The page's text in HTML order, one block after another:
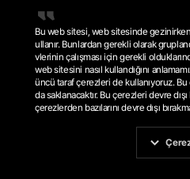
GIZLILIK
HIZMET
ÇEREZ
ÇEREZ
© 2026
PUBG IS A REGISTERED TRADEMARK
Bu web sitesi, web sitesinde
ullanır. Bunlardan gerekli olarak
vlerinin çalışması için gerekli
web sitesini nasıl kullandığını
üncü taraf çerezleri de kullanıyoruz. Bu
da saklanacaktır. Bu çerezleri devre
çerezlerden bazılarını devre dışı